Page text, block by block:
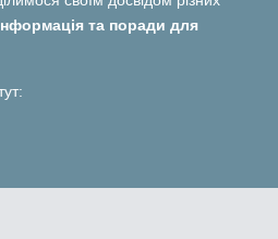
та поради для